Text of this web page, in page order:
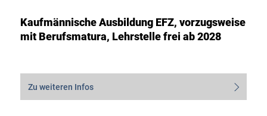
Kaufmännische Ausbildung EFZ, vorzugsweise
mit Berufsmatura, Lehrstelle frei ab 2028
Zu weiteren Infos